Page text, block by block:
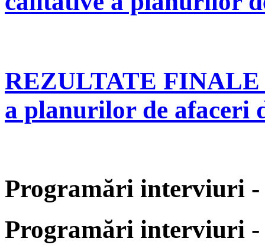
REZULTATE
a planurilor de afaceri
Programări interviuri
Programări interviuri